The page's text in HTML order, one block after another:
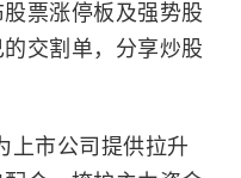
票涨停板及强势股
交割单，分享炒股
上市公司提供拉升